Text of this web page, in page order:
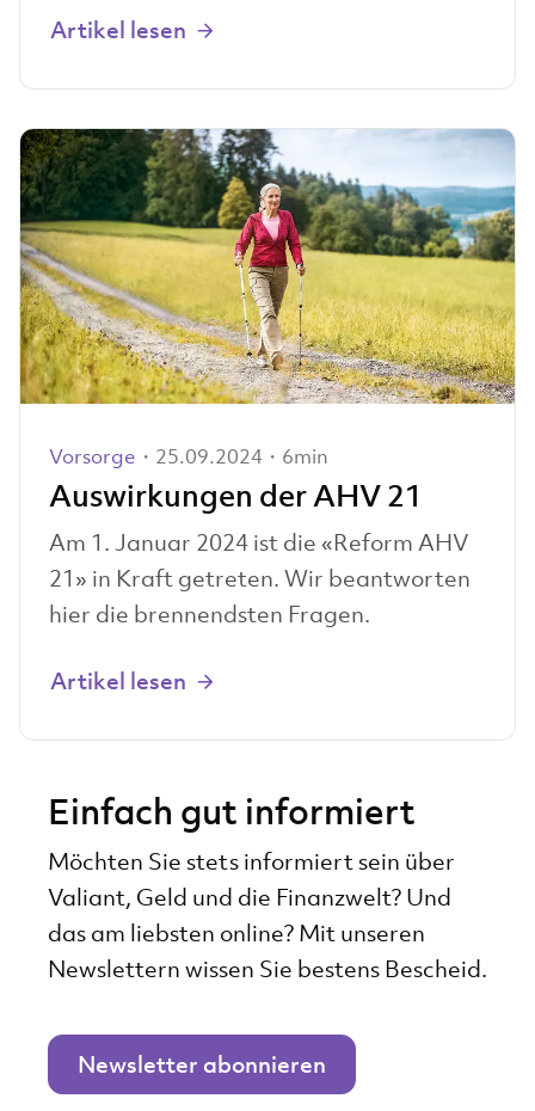
Artikel lesen
Vorsorge ・25.09.2024・6min
Auswirkungen der AHV 21
Am 1. Januar 2024 ist die «Reform AHV
21» in Kraft getreten. Wir beantworten
hier die brennendsten Fragen.
Artikel lesen
Einfach gut informiert
Möchten Sie stets informiert sein über
Valiant, Geld und die Finanzwelt? Und
das am liebsten online? Mit unseren
Newslettern wissen Sie bestens Bescheid.
Newsletter abonnieren